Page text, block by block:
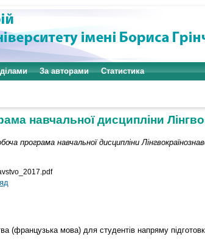
За авторами Статистика
навчальної дисципліни
програма навчальної дисципліни
(французька мова) для студентів напряму